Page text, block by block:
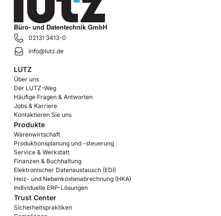
Büro- und Datentechnik GmbH
02131 3413-0
info@lutz.de
LUTZ
Über uns
Der LUTZ-Weg
Häufige Fragen & Antworten
Jobs & Karriere
Kontaktieren Sie uns
Produkte
Warenwirtschaft
Produktionsplanung und -steuerung
Service & Werkstatt
Finanzen & Buchhaltung
Elektronischer Datenaustausch (EDI)
Heiz- und Nebenkostenabrechnung (HKA)
Individuelle ERP-Lösungen
Trust Center
Sicherheitspraktiken